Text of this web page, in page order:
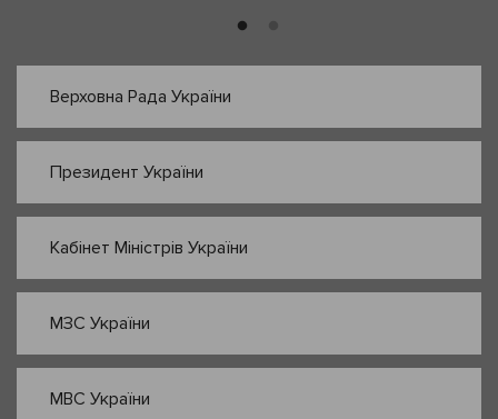
Верховна Рада України
Президент України
Кабінет Міністрів України
МЗС України
МВС України